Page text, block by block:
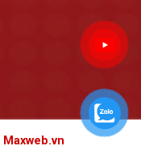
Maxweb.vn